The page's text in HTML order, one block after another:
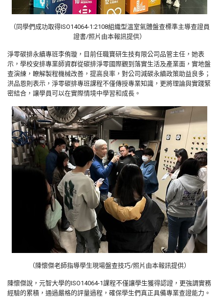
（同學們成功取得ISO14064-1:2108組織型溫室氣體盤查標準主導查證員
證書/照片由本報訊提供）
淨零碳排永續專班李侑璇，目前任職寶研生技有限公司品管主任，她表
示，學校安排專業師資群從碳排淨零國際觀到落實生活及產業面，實地盤
查演練，瞭解製程機械改善，提高良率，對公司減碳永續政策助益良多；
洪品恩則表示，淨零碳排專班課程不僅傳授專業知識，更將理論與實踐緊
密結合，讓學員可以在實際情境中學習和成長。
（陳懷傑老師指導學生現場盤查技巧/照片由本報訊提供）
陳懷傑說，元智大學的ISO14064-1課程不僅讓學生獲得認證，更強調實務
經驗的累積，通過嚴格的評量過程，確保學生們真正具備專業查證能力。